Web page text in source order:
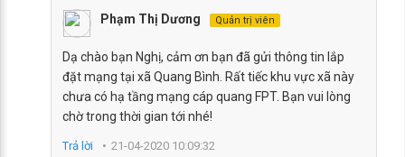
Phạm Thị Dương Quản trị viên
Dạ chào bạn Nghị, cảm ơn bạn đã gửi thông tin lắp
đặt mạng tại xã Quang Bình. Rất tiếc khu vực xã này
chưa có hạ tầng mạng cáp quang FPT. Bạn vui lòng
chờ trong thời gian tới nhé!
Trả lời 21-04-2020 10:09:32